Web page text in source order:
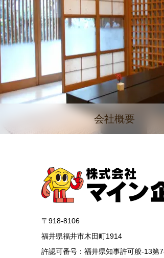
会社概要
〒918-8106
福井県福井市木田町1914
許認可番号：福井県知事許可般-13第